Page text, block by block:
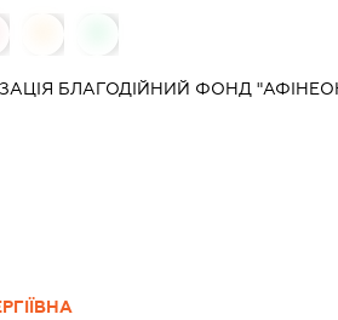
БЛАГОДІЙНИЙ ФОНД